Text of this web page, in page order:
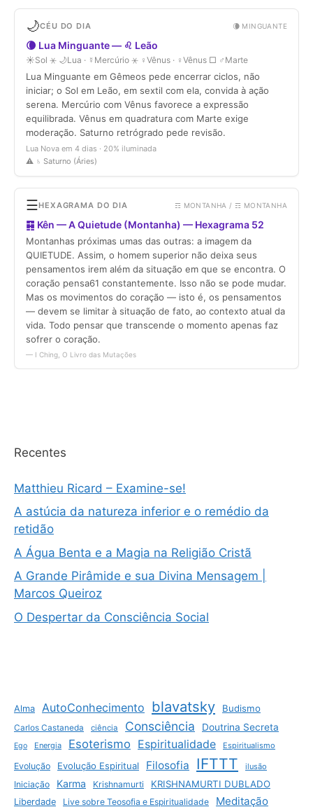
Recentes
Matthieu Ricard – Examine-se!
A astúcia da natureza inferior e o remédio da
retidão
A Água Benta e a Magia na Religião Cristã
A Grande Pirâmide e sua Divina Mensagem |
Marcos Queiroz
O Despertar da Consciência Social
Alma AutoConhecimento blavatsky Budismo
Carlos Castaneda ciência Consciência Doutrina Secreta
Ego Energia Esoterismo Espiritualidade Espiritualismo
Evolução Evolução Espiritual Filosofia IFTTT ilusão
Iniciação Karma Krishnamurti KRISHNAMURTI DUBLADO
Liberdade Live sobre Teosofia e Espiritualidade Meditação